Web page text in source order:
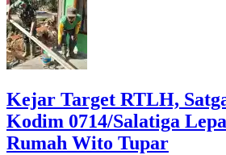
Kejar Target RTLH,
Kodim 0714/Salatiga
Rumah Wito Tupar